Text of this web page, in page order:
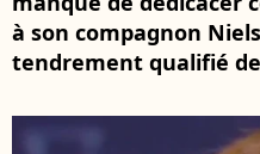
à son compagnon
tendrement qualifié